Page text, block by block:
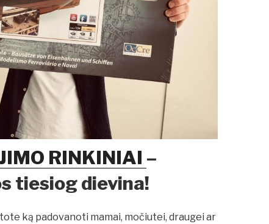
RINKINIAI –
tiesiog dievina!
ką padovanoti mamai, močiutei, draugei ar